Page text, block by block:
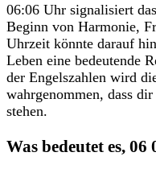
06:06 Uhr signalisiert
Beginn von Harmonie,
Uhrzeit könnte darauf
Leben eine bedeutende
der Engelszahlen wird
wahrgenommen, dass
stehen.
Was bedeutet es, 06